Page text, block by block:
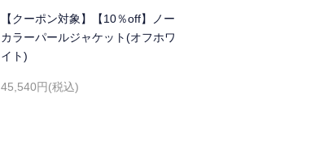
【クーポン対象】【10％off】ノー
カラーパールジャケット(オフホワ
イト)
45,540円(税込)